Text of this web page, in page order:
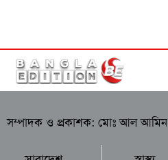
সম্পাদক ও প্রকাশক: মোঃ আল আমিন